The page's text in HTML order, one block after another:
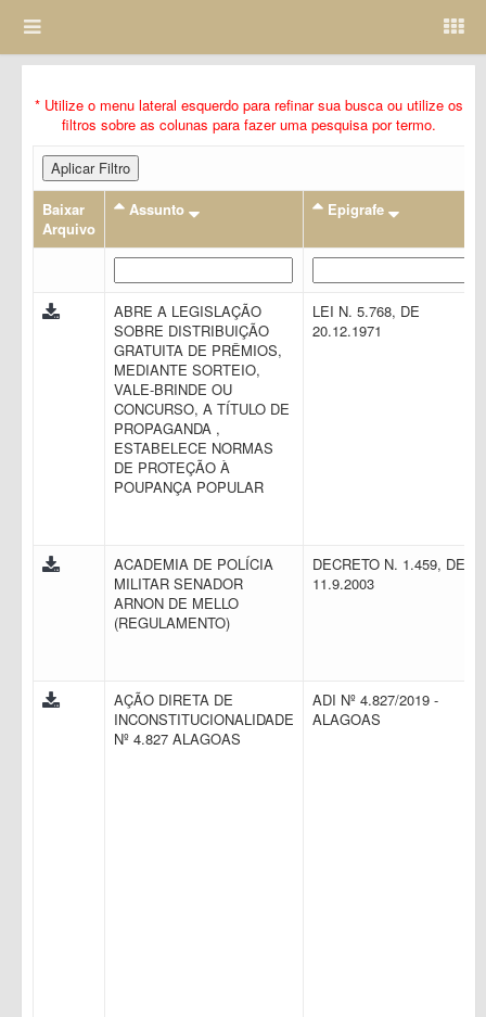
* Utilize o menu lateral esquerdo para refinar sua busca ou utilize os
filtros sobre as colunas para fazer uma pesquisa por termo.
Aplicar Filtro
Baixar
Arquivo
Assunto Epigrafe
ABRE A LEGISLAÇÃO
SOBRE DISTRIBUIÇÃO
GRATUITA DE PRÊMIOS,
MEDIANTE SORTEIO,
VALE-BRINDE OU
CONCURSO, A TÍTULO DE
PROPAGANDA ,
ESTABELECE NORMAS
DE PROTEÇÃO À
POUPANÇA POPULAR
LEI N. 5.768, DE
20.12.1971
ACADEMIA DE POLÍCIA
MILITAR SENADOR
ARNON DE MELLO
(REGULAMENTO)
DECRETO N. 1.459, DE
11.9.2003
AÇÃO DIRETA DE
INCONSTITUCIONALIDADE
Nº 4.827 ALAGOAS
ADI Nº 4.827/2019 -
ALAGOAS